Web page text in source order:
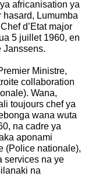
africanisation ya
hasard, Lumumba
d’Etat major
5 juillet 1960, en
Janssens.
Ministre,
collaboration
Wana,
toujours chef ya
wana wuta
na cadre ya
aponami
(Police nationale),
services na ye
na